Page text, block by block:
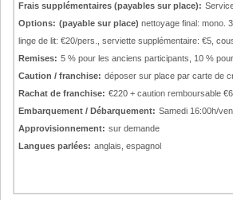
Frais supplémentaires (payables sur place):
Options: (payable sur place) nettoyage final: mono.
linge de lit: €20/pers., serviette supplémentaire: €5,
Remises: 5 % pour les anciens participants, 10 %
Caution / franchise: déposer sur place par carte de
Rachat de franchise: €220 + caution remboursable
Embarquement / Débarquement: Samedi 16:00h/
Approvisionnement: sur demande
Langues parlées: anglais, espagnol